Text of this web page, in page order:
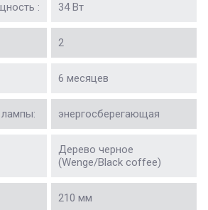
: 34 Вт
2
6 месяцев
энергосберегающая
Дерево черное
(Wenge/Black coffee)
210 мм